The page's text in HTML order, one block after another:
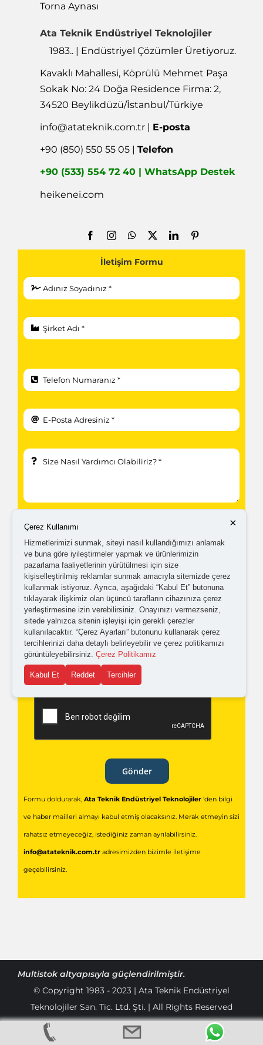
Torna Aynası
Ata Teknik Endüstriyel Teknolojiler
1983.. | Endüstriyel Çözümler Üretiyoruz.
Kavaklı Mahallesi, Köprülü Mehmet Paşa
Sokak No: 24 Doğa Residence Firma: 2,
34520 Beylikdüzü/İstanbul/Türkiye
info@atateknik.com.tr | E-posta
+90 (850) 550 55 05 |Telefon
+90 (533) 554 72 40 | WhatsApp Destek
heikenei.com
İletişim Formu
Kampanyalardan ve güncellemelerden haberdar
olabilmem için tarafımaticari elektronik ileti
gönderilmesini kabul ediyorum.
Kişisel verilerimin işlenmesine yönelik
açık rıza metni 'ni okudum,
Gönder
Formu doldurarak, Ata Teknik Endüstriyel Teknolojiler'den bilgi
ve haber mailleri almayı kabul etmiş olacaksınız. Merak etmeyin sizi
rahatsız etmeyeceğiz, istediğiniz zaman ayrılabilirsiniz.
info@atateknik.com.tradresimizden bizimle iletişime
geçebilirsiniz.
Multistok altyapısıyla güçlendirilmiştir.
© Copyright 1983 - 2023 | Ata Teknik Endüstriyel
Teknolojiler San. Tic. Ltd. Şti. | All Rights Reserved
×
Çerez Kullanımı
Hizmetlerimizi sunmak, siteyi nasıl kullandığımızı anlamak
ve buna göre iyileştirmeler yapmak ve ürünlerimizin
pazarlama faaliyetlerinin yürütülmesi için size
kişiselleştirilmiş reklamlar sunmak amacıyla sitemizde çerez
kullanmak istiyoruz. Ayrıca, aşağıdaki “Kabul Et” butonuna
tıklayarak ilişkimiz olan üçüncü tarafların cihazınıza çerez
yerleştirmesine izin verebilirsiniz. Onayınızı vermezseniz,
sitede yalnızca sitenin işleyişi için gerekli çerezler
kullanılacaktır. “Çerez Ayarları” butonunu kullanarak çerez
tercihlerinizi daha detaylı belirleyebilir ve çerez politikamızı
görüntüleyebilirsiniz. Çerez Politikamız
Kabul Et Reddet Tercihler